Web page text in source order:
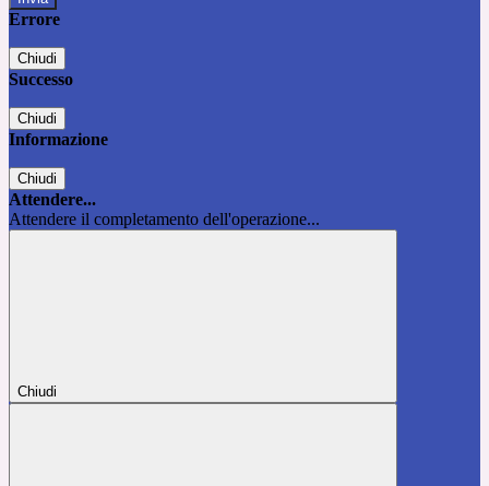
Errore
Chiudi
Successo
Chiudi
Informazione
Chiudi
Attendere...
Attendere il completamento dell'operazione...
Chiudi